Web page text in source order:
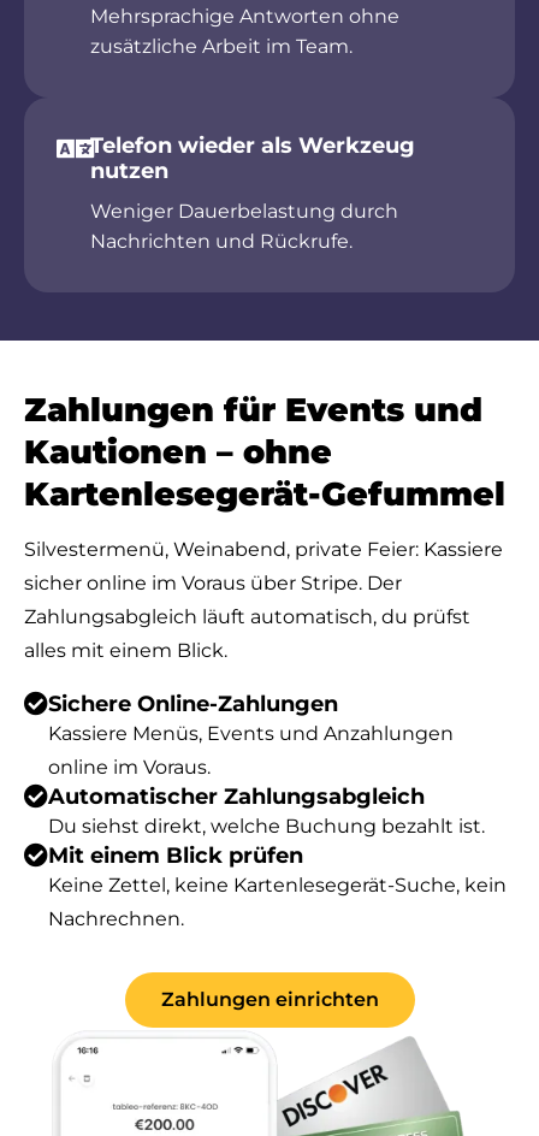
Mehrsprachige Antworten ohne
zusätzliche Arbeit im Team.
Telefon wieder als Werkzeug
nutzen
Weniger Dauerbelastung durch
Nachrichten und Rückrufe.
Zahlungen für Events und
Kautionen – ohne
Kartenlesegerät-Gefummel
Silvestermenü, Weinabend, private Feier: Kassiere
sicher online im Voraus über Stripe. Der
Zahlungsabgleich läuft automatisch, du prüfst
alles mit einem Blick.
Sichere Online-Zahlungen
Kassiere Menüs, Events und Anzahlungen
online im Voraus.
Automatischer Zahlungsabgleich
Du siehst direkt, welche Buchung bezahlt ist.
Mit einem Blick prüfen
Keine Zettel, keine Kartenlesegerät-Suche, kein
Nachrechnen.
Zahlungen einrichten